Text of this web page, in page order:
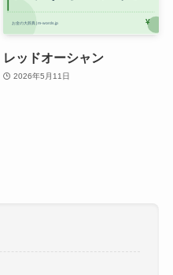
レッドオーシャン
2026年5月11日